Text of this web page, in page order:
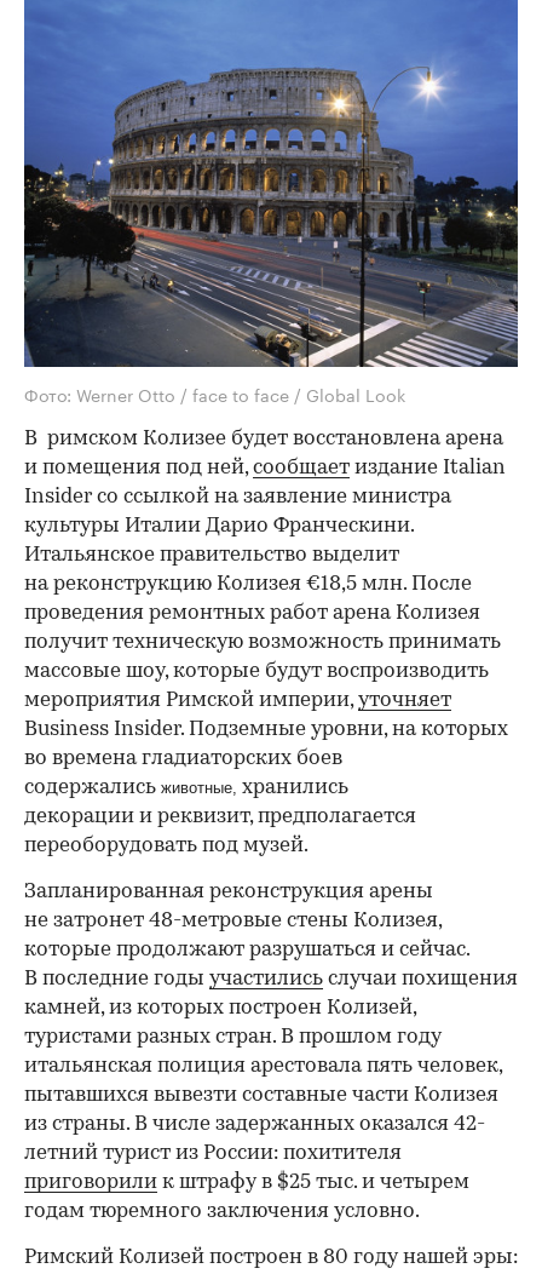
Фото: Werner Otto / face to face / Global Look
В римском Колизее будет восстановлена арена
и помещения под ней,сообщает издание Italian
Insider со ссылкой на заявление министра
культуры Италии Дарио Франческини.
Итальянское правительство выделит
на реконструкцию Колизея €18,5 млн. После
проведения ремонтных работ арена Колизея
получит техническую возможность принимать
массовые шоу, которые будут воспроизводить
мероприятия Римской империи,уточняет
Business Insider. Подземные уровни, на которых
во времена гладиаторских боев
содержались животные, хранились
декорации и реквизит, предполагается
переоборудовать под музей.
Запланированная реконструкция арены
не затронет 48-метровые стены Колизея,
которые продолжают разрушаться и сейчас.
В последние годы участились случаи похищения
камней, из которых построен Колизей,
туристами разных стран. В прошлом году
итальянская полиция арестовала пять человек,
пытавшихся вывезти составные части Колизея
из страны. В числе задержанных оказался 42-
летний турист из России: похитителя
приговорили к штрафу в $25 тыс. и четырем
годам тюремного заключения условно.
Римский Колизей построен в 80 году нашей эры: